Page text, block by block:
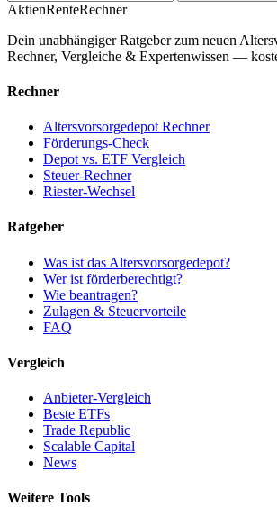
AktienRenteRechner
Dein unabhängiger Ratgeber zum neuen
Rechner, Vergleiche & Expertenwissen —
Rechner
Altersvorsorgedepot Rechner
Förderungs-Check
Depot vs. ETF Vergleich
Steuer-Rechner
Riester-Wechsel
Ratgeber
Was ist das Altersvorsorgedepot?
Wer ist förderberechtigt?
Wie beantragen?
Zulagen & Steuervorteile
FAQ
Vergleich
Anbieter-Vergleich
Beste ETFs
Trade Republic
Scalable Capital
News
Weitere Tools